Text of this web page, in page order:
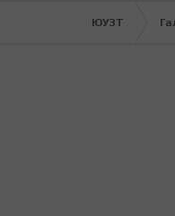
ЮУЗТ